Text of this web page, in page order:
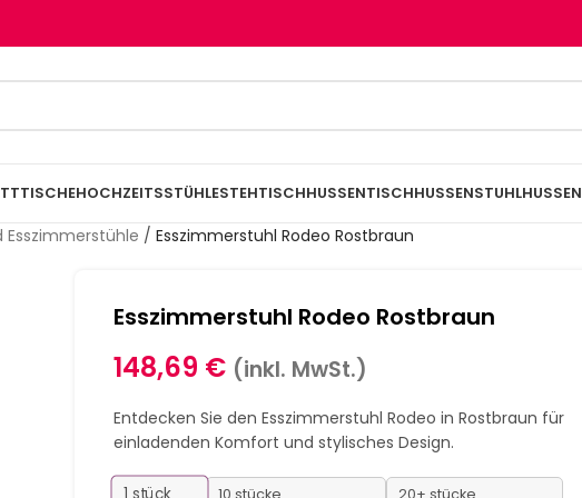
HOCHZEITSSTÜHLESTEHTISCHHUSSENTISCHHUSSENSTUHLHUSSEN
/ Esszimmerstuhl Rodeo Rostbraun
Esszimmerstuhl Rodeo Rostbraun
148,69 € (inkl. MwSt.)
Entdecken Sie den Esszimmerstuhl Rodeo in Rostbraun für
einladenden Komfort und stylisches Design.
1 stück 10 stücke 20+ stücke